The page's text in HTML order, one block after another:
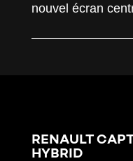
nouvel écran
RENAULT
HYBRID